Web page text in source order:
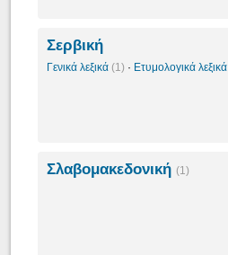
Σερβική
Γενικά λεξικά (1) · Ετυμολογικά λεξικά
Σλαβομακεδονική (1)